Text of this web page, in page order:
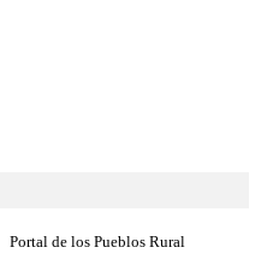
Portal de los Pueblos Rural